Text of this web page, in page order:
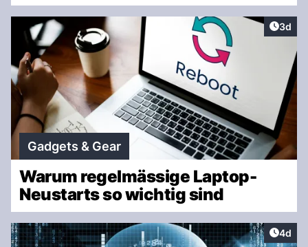
3d
Gadgets & Gear
Warum regelmässige Laptop-
Neustarts so wichtig sind
4d